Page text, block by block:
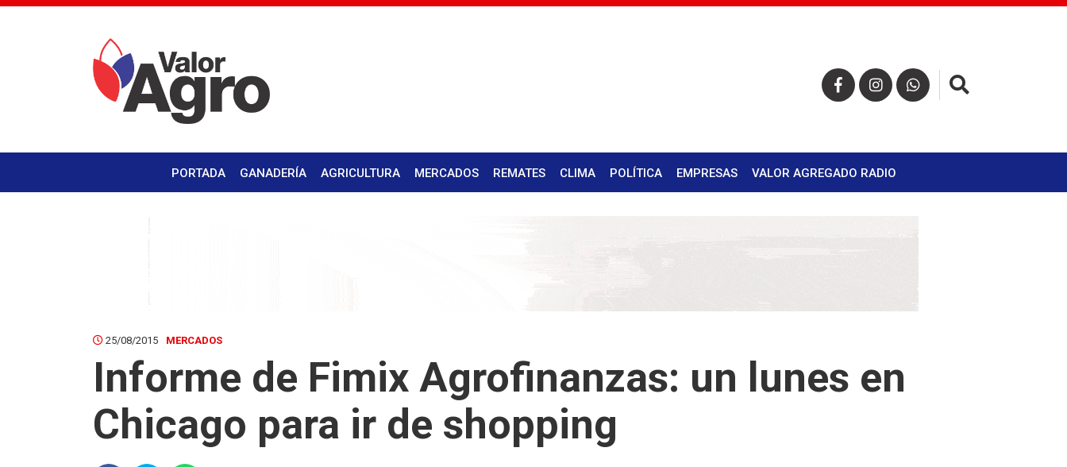
PORTADA GANADERÍA AGRICULTURA MERCADOS REMATES CLIMA POLÍTICA EMPRESAS VALOR AGREGADO RADIO
25/08/2015 MERCADOS
Informe de Fimix Agrofinanzas: un lunes en
Chicago para ir de shopping